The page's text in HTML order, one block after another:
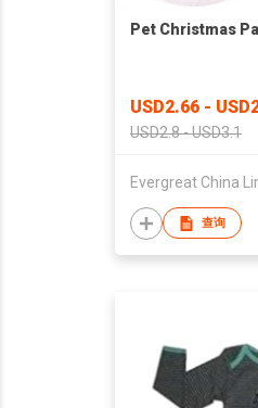
Pet Christmas
USD2.66 -
USD2.8 - USD3.1
Evergreat China
查询